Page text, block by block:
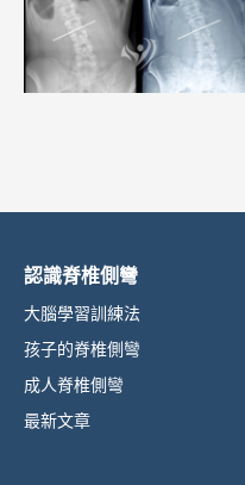
認識脊椎側彎
大腦學習訓練法
孩子的脊椎側彎
成人脊椎側彎
最新文章